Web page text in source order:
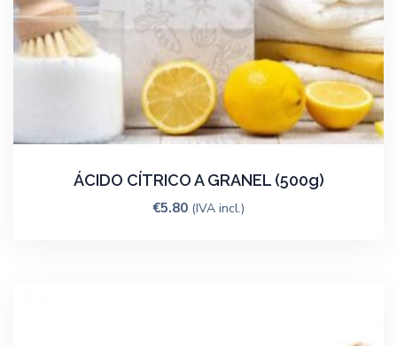
ÁCIDO CÍTRICO A GRANEL (500g)
€5.80 (IVA incl.)